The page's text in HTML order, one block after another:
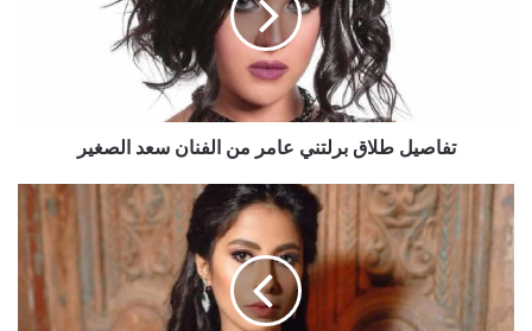
تفاصيل طلاق برلتني عامر من الفنان سعد الصغير
روبي
تخوض
سباق
2022